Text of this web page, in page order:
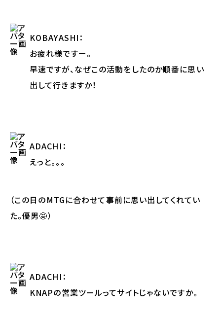
KOBAYASHI ：
お疲れ様ですー。
早速ですが、なぜこの活動をしたのか順番に思い
出して行きますか！
ADACHI ：
えっと。。。
（この日のMTGに合わせて事前に思い出してくれてい
た。優男🤩）
ADACHI ：
KNAPの営業ツールってサイトじゃないですか。